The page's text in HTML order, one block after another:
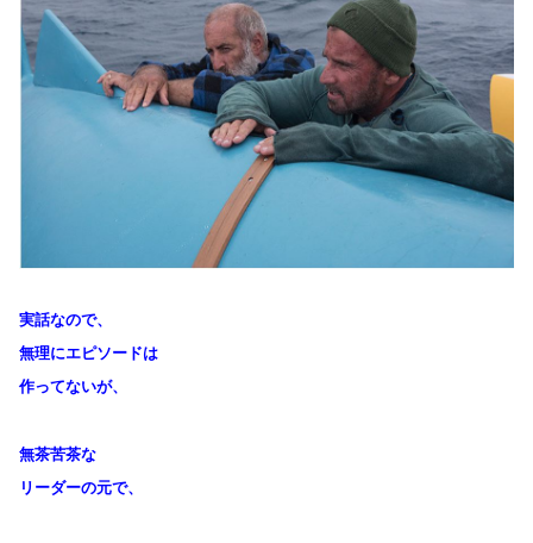
実話なので、
無理にエピソードは
作ってないが、
無茶苦茶な
リーダーの元で、